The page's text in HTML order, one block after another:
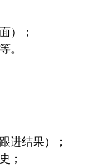
）；
。
进结果）；
；